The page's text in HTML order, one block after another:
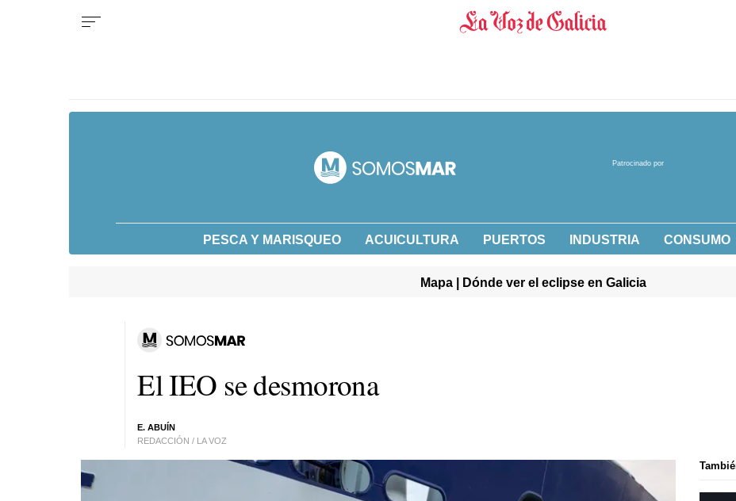
Patrocinado por
PESCA Y MARISQUEO ACUICULTURA PUERTOS INDUSTRIA CONSUMO
Mapa | Dónde ver el eclipse en Galicia
El IEO se desmorona
E. ABUÍN
REDACCIÓN / LA VOZ